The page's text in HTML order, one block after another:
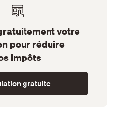
votre
pour réduire
impôts
gratuite